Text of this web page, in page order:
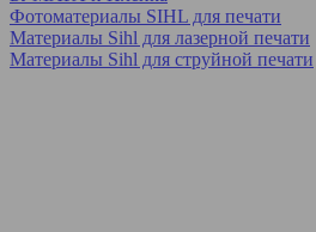
Фотоматериалы SIHL для печати
Материалы Sihl для лазерной печати
Материалы Sihl для струйной печати